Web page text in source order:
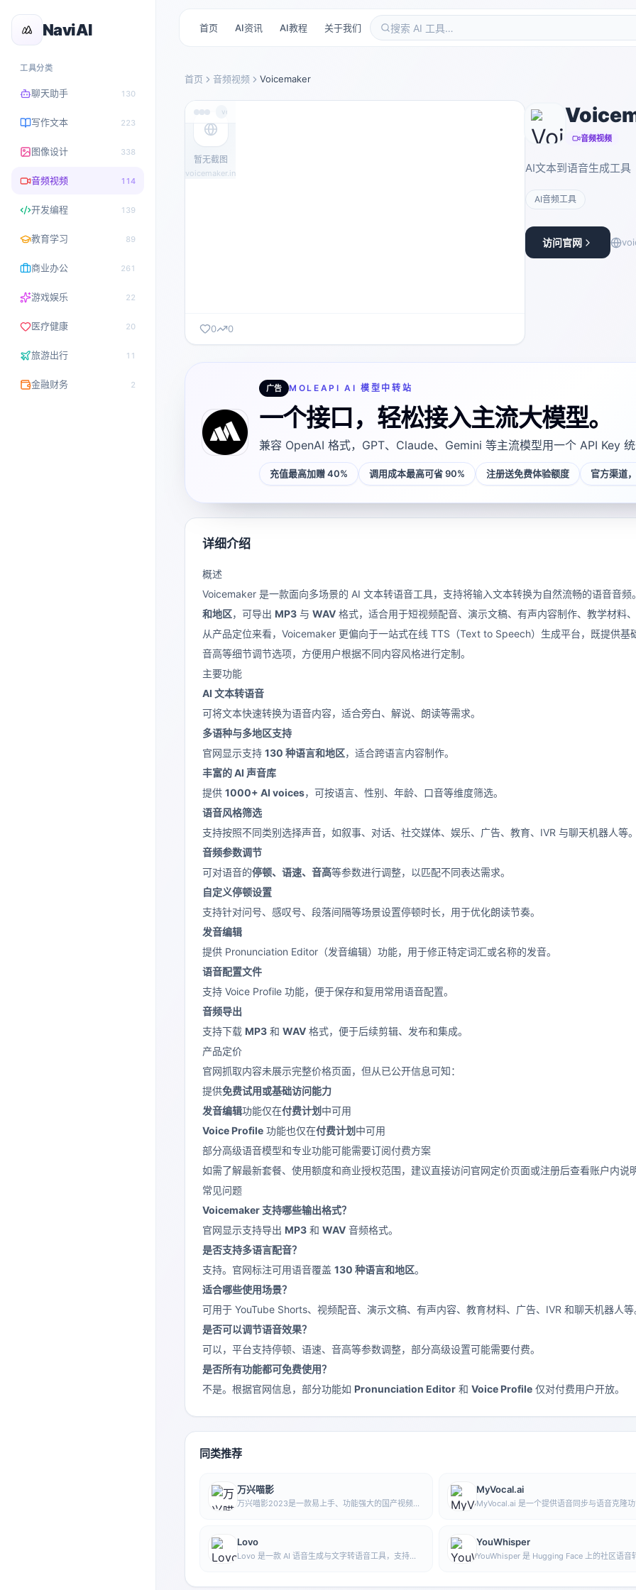
NaviAI
工具分类
聊天助手 130
写作文本 223
图像设计 338
音频视频 114
开发编程 139
教育学习 89
商业办公 261
游戏娱乐 22
医疗健康 20
旅游出行 11
金融财务 2
首页 AI资讯 AI教程 关于我们
首页 音频视频 Voicemaker
voicemaker.in
暂无截图
voicemaker.in
0 0
音频视频
AI文本到语音生成工具
AI音频工具
访问官网
广告 MOLEAPI AI 模型中转站
一个接口，轻松接入主流大模型。
兼容 OpenAI 格式，GPT、Claude、Gemini 等主流模型用一个 API Key
充值最高加赠 40% 调用成本最高可省 90% 注册送免费体验额度 官方渠道
详细介绍
概述
Voicemaker 是一款面向多场景的 AI 文本转语音工具，支持将输入文本转换为自然流畅的语音音
和地区，可导出 MP3 与 WAV 格式，适合用于短视频配音、演示文稿、有声内容制作、教学材料
从产品定位来看，Voicemaker 更偏向于一站式在线 TTS（Text to Speech）生成平台，既提供
音高等细节调节选项，方便用户根据不同内容风格进行定制。
主要功能
AI 文本转语音
可将文本快速转换为语音内容，适合旁白、解说、朗读等需求。
多语种与多地区支持
官网显示支持 130 种语言和地区，适合跨语言内容制作。
丰富的 AI 声音库
提供 1000+ AI voices，可按语言、性别、年龄、口音等维度筛选。
语音风格筛选
支持按照不同类别选择声音，如叙事、对话、社交媒体、娱乐、广告、教育、IVR 与聊天机器人等
音频参数调节
可对语音的停顿、语速、音高等参数进行调整，以匹配不同表达需求。
自定义停顿设置
支持针对问号、感叹号、段落间隔等场景设置停顿时长，用于优化朗读节奏。
发音编辑
提供 Pronunciation Editor（发音编辑）功能，用于修正特定词汇或名称的发音。
语音配置文件
支持 Voice Profile 功能，便于保存和复用常用语音配置。
音频导出
支持下载 MP3 和 WAV 格式，便于后续剪辑、发布和集成。
产品定价
官网抓取内容未展示完整价格页面，但从已公开信息可知：
提供免费试用或基础访问能力
发音编辑功能仅在付费计划 中可用
Voice Profile 功能也仅在付费计划 中可用
部分高级语音模型和专业功能可能需要订阅付费方案
如需了解最新套餐、使用额度和商业授权范围，建议直接访问官网定价页面或注册后查看账户内说
常见问题
Voicemaker 支持哪些输出格式？
官网显示支持导出 MP3 和 WAV 音频格式。
是否支持多语言配音？
支持。官网标注可用语音覆盖 130 种语言和地区。
适合哪些使用场景？
可用于 YouTube Shorts、视频配音、演示文稿、有声内容、教育材料、广告、IVR 和聊天机器人等
是否可以调节语音效果？
可以，平台支持停顿、语速、音高等参数调整，部分高级设置可能需要付费。
是否所有功能都可免费使用？
不是。根据官网信息，部分功能如 Pronunciation Editor 和 Voice Profile 仅对付费用户开放。
同类推荐
万兴喵影
万兴喵影2023是一款易上手、功能强大的国产视频剪
MyVocal.ai
MyVocal.ai 是一个提供语音同步与语音克隆
Lovo
Lovo 是一款 AI 语音生成与文字转语音工具，支持将
YouWhisper
YouWhisper 是 Hugging Face 上的社区语音